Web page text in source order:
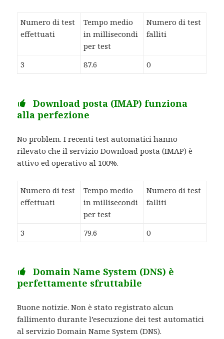
Numero di test
effettuati
Tempo medio
in millisecondi
per test
Numero di test
falliti
3 87.6 0
Download posta (IMAP) funziona
alla perfezione
No problem. I recenti test automatici hanno
rilevato che il servizio Download posta (IMAP) è
attivo ed operativo al 100%.
Numero di test
effettuati
Tempo medio
in millisecondi
per test
Numero di test
falliti
3 79.6 0
Domain Name System (DNS) è
perfettamente sfruttabile
Buone notizie. Non è stato registrato alcun
fallimento durante l’esecuzione dei test automatici
al servizio Domain Name System (DNS).